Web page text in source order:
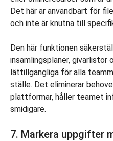
Det här är användbart för
och inte är knutna till
Den här funktionen
insamlingsplaner, givarlistor
lättillgängliga för alla
ställe. Det eliminerar
plattformar, håller teamet
smidigare.
7. Markera uppgifter